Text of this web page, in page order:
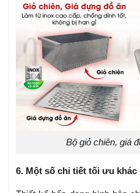
Bộ giỏ chiên, giá
6. Một số chi tiết tối ưu khác